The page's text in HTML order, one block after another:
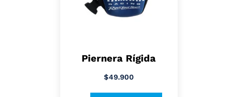
Piernera Rígida
$49.900